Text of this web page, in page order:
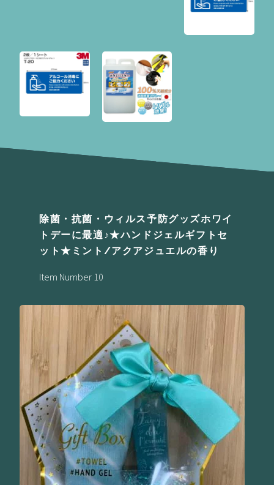
除菌・抗菌・ウィルス予防グッズホワイ
トデーに最適♪★ハンドジェルギフトセ
ット★ミント/アクアジュエルの香り
Item Number 10